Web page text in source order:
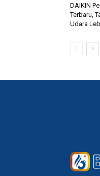
DAIKIN
Terbaru,
Udara